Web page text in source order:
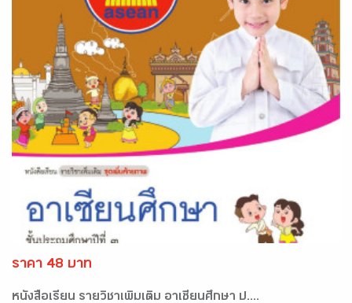
ราคา 48 บาท
หนังสือเรียน รายวิชาเพิ่มเติม อาเซียนศึกษา ป....